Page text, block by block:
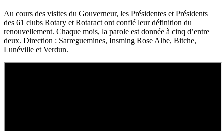
Au cours des visites du Gouverneur, les Présidentes et Présidents
des 61 clubs Rotary et Rotaract ont confié leur définition du
renouvellement. Chaque mois, la parole est donnée à cinq d’entre
deux. Direction : Sarreguemines, Insming Rose Albe, Bitche,
Lunéville et Verdun.